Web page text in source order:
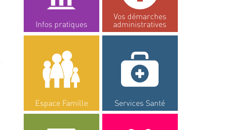
Infos pratiques
Vos démarches
administratives
Espace Famille Services Santé